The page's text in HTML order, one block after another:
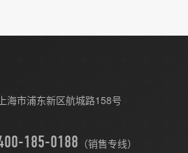
上海市浦东新区航城路158号
（销售专线）